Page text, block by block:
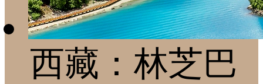
西藏：林芝巴